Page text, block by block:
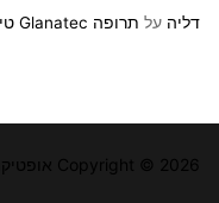
דליה על תרופה Glanatec טיפות עיניים לטיפול בפוקס דיסטרופי
Copyright © 2026 אופטיקה וראייה – Powered by